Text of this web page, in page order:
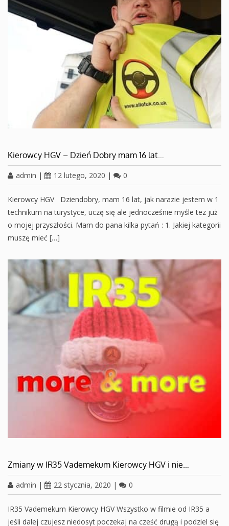
Kierowcy HGV – Dzień Dobry mam 16 lat…
admin | 12 lutego, 2020 | 0
Kierowcy HGV Dziendobry, mam 16 lat, jak narazie jestem w 1
technikum na turystyce, uczę się ale jednocześnie myśle tez już
o mojej przyszłości. Mam do pana kilka pytań : 1. Jakiej kategorii
muszę mieć […]
Zmiany w IR35 Vademekum Kierowcy HGV i nie…
admin | 22 stycznia, 2020 | 0
IR35 Vademekum Kierowcy HGV Wszystko w filmie od IR35 a
jeśli dalej czujesz niedosyt poczekaj na cześć drugą i podziel się